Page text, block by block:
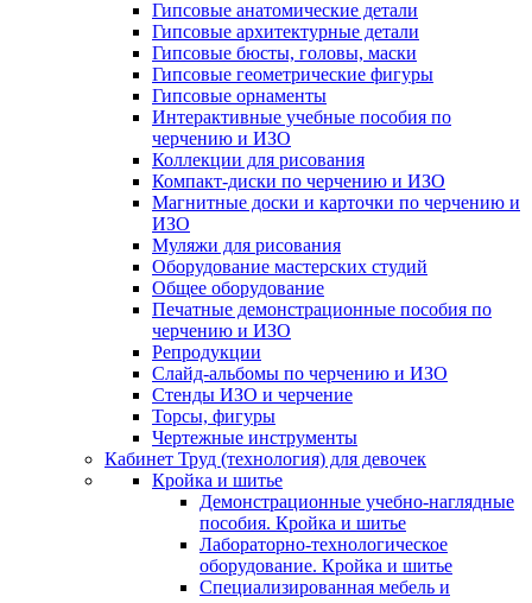
Гипсовые анатомические детали
Гипсовые архитектурные детали
Гипсовые бюсты, головы, маски
Гипсовые геометрические фигуры
Гипсовые орнаменты
Интерактивные учебные пособия по
черчению и ИЗО
Коллекции для рисования
Компакт-диски по черчению и ИЗО
Магнитные доски и карточки по черчению и
ИЗО
Муляжи для рисования
Оборудование мастерских студий
Общее оборудование
Печатные демонстрационные пособия по
черчению и ИЗО
Репродукции
Слайд-альбомы по черчению и ИЗО
Стенды ИЗО и черчение
Торсы, фигуры
Чертежные инструменты
Кабинет Труд (технология) для девочек
Кройка и шитье
Демонстрационные учебно-наглядные
пособия. Кройка и шитье
Лабораторно-технологическое
оборудование. Кройка и шитье
Специализированная мебель и